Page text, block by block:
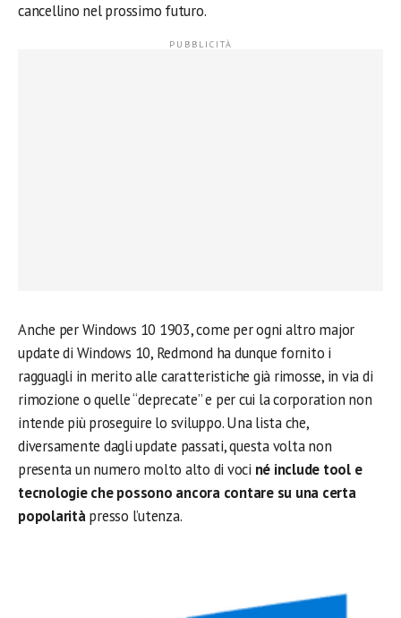
cancellino nel prossimo futuro.
Anche per Windows 10 1903, come per ogni altro major
update di Windows 10, Redmond ha dunque fornito i
ragguagli in merito alle caratteristiche già rimosse, in via di
rimozione o quelle “deprecate” e per cui la corporation non
intende più proseguire lo sviluppo. Una lista che,
diversamente dagli update passati, questa volta non
presenta un numero molto alto di voci né include tool e
tecnologie che possono ancora contare su una certa
popolaritàpresso l’utenza.